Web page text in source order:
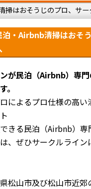
掃はおそうじのプロ、サ
泊・Airbnb清掃はおそ
が民泊（Airbnb）専
。
によるプロ仕様の高い
きる民泊（Airbnb）専
、ぜひサークルライン
松山市及び松山市近郊